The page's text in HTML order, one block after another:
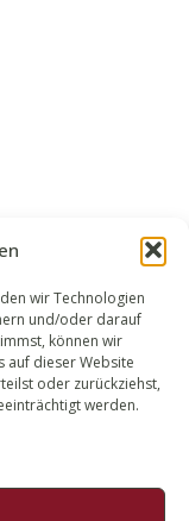
wir Technologien
und/oder darauf
können wir
auf dieser Website
oder zurückziehst,
werden.